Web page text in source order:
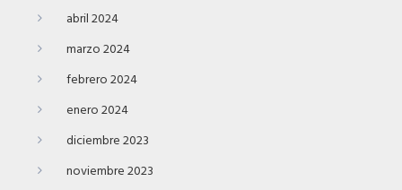
abril 2024
marzo 2024
febrero 2024
enero 2024
diciembre 2023
noviembre 2023